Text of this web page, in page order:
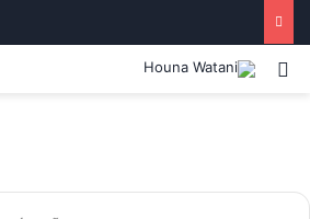
بحث عن